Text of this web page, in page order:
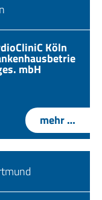
Köln
mbH
mehr …